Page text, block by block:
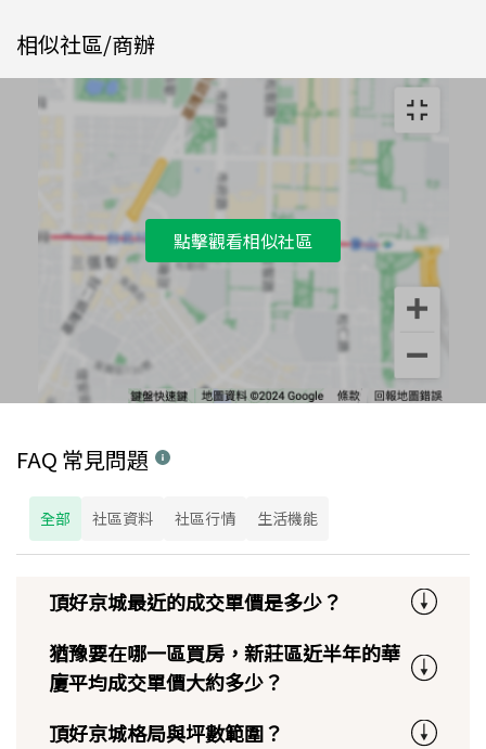
相似社區/商辦
點擊觀看相似社區
FAQ 常見問題
全部 社區資料 社區行情 生活機能
頂好京城最近的成交單價是多少？
猶豫要在哪一區買房，新莊區近半年的華
廈平均成交單價大約多少？
頂好京城格局與坪數範圍？